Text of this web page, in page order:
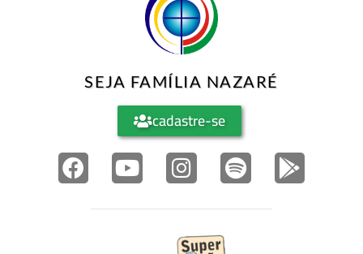
SEJA FAMÍLIA NAZARÉ
cadastre-se